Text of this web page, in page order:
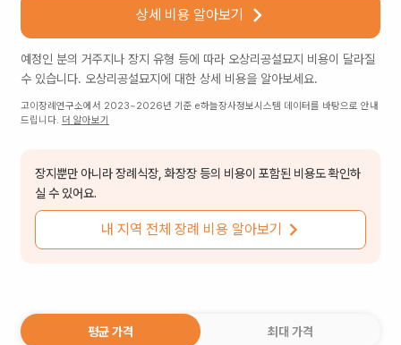
상세 비용 알아보기
예정인 분의 거주지나 장지 유형 등에 따라 오상리공설묘지 비용이 달라질
수 있습니다. 오상리공설묘지 에 대한 상세 비용을 알아보세요.
고이장례연구소에서 2023~2026년 기준 e하늘장사정보시스템 데이터를 바탕으로 안내
드립니다. 더 알아보기
장지뿐만 아니라 장례식장, 화장장 등의 비용이 포함된 비용도 확인하
실 수 있어요.
내 지역 전체 장례 비용 알아보기
평균 가격 최대 가격